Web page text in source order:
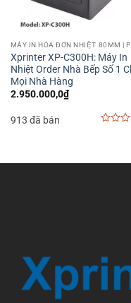
Xprinter XP-C300H: Máy In
Nhiệt Order Nhà Bếp Số 1
Mọi Nhà Hàng
2.950.000,0₫
913 đã bán
5